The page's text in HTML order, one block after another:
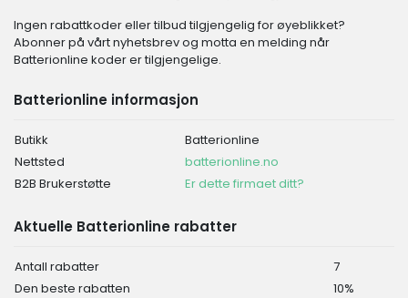
Ingen rabattkoder eller tilbud tilgjengelig for øyeblikket?
Abonner på vårt nyhetsbrev og motta en melding når
Batterionline koder er tilgjengelige.
Batterionline informasjon
Butikk
Batterionline
Nettsted
batterionline.no
B2B Brukerstøtte
Er dette firmaet ditt?
Aktuelle Batterionline rabatter
Antall rabatter
7
Den beste rabatten
10%